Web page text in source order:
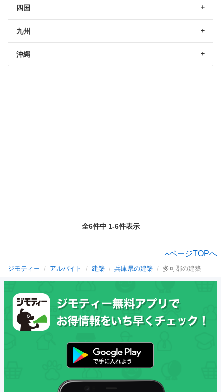
四国
九州
沖縄
全6件中 1-6件表示
ページTOPへ
ジモティー アルバイト 建築 兵庫県の建築 多可郡の建築